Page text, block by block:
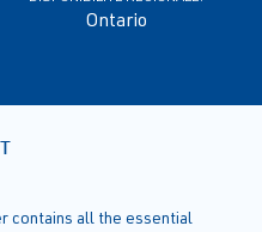
Ontario
contains all the essential